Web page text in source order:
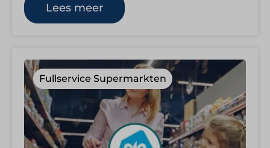
begon als…
Lees meer
Fullservice Supermarkten